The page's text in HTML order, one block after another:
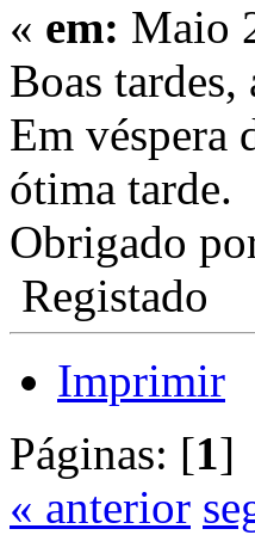
« em: Maio
Boas
Em véspera
ótima tarde.
Obrigado
Registado
Imprimir
Páginas: [1]
« anterior